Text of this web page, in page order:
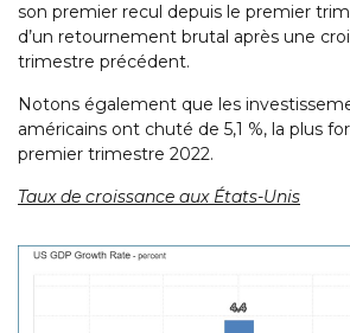
son premier recul depuis le premier
d’un retournement brutal après une
trimestre précédent.
Notons également que les
américains ont chuté de 5,1 %, la plus
premier trimestre 2022.
Taux de croissance aux États-Unis